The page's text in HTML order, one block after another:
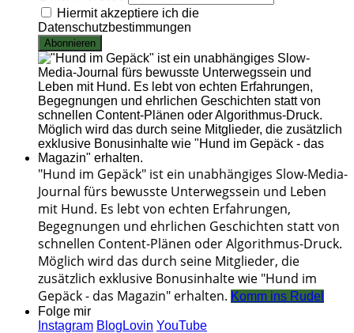
Hiermit akzeptiere ich die
Datenschutzbestimmungen
"Hund im Gepäck" ist ein unabhängiges Slow-Media-
Journal fürs bewusste Unterwegssein und Leben
mit Hund. Es lebt von echten Erfahrungen,
Begegnungen und ehrlichen Geschichten statt von
schnellen Content-Plänen oder Algorithmus-Druck.
Möglich wird das durch seine Mitglieder, die
zusätzlich exklusive Bonusinhalte wie "Hund im
Gepäck - das Magazin" erhalten. Komm ins Rudel
Folge mir
Instagram BlogLovin YouTube